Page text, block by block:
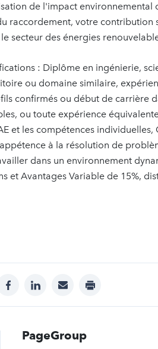
de l'impact environnemental
raccordement, votre
secteur des énergies
: Diplôme en ingénierie,
ou domaine similaire,
confirmés ou début de carrière
ou toute expérience
et les compétences
à la résolution de
dans un environnement
et Avantages Variable de 15%,
facebooklinkedinmail print
PageGroup